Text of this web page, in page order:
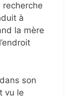
à
la mère
son
vu le